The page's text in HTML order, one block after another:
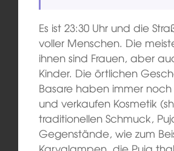
Es ist 23:30 Uhr und die
voller Menschen. Die
ihnen sind Frauen, aber
Kinder. Die örtlichen
Basare haben immer
und verkaufen Kosmetik
traditionellen Schmuck,
Gegenstände, wie zum